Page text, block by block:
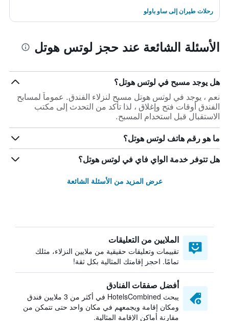
رحلات طيران إلى ساو باولو
الأسئلة الشائعة عند حجز لوتس هوتل
هل يوجد مسبح في لوتس هوتل؟
نعم ، يوجد في لوتس هوتل مسبح لنزلاء الفندق. عموماً لمسابح
الفندق أوقات فتح وإغلاق ، لذا تأكد من التحدث إلى مكتب
الاستقبال قبل استخدام المسبح.
ما هو رقم هاتف لوتس هوتل؟
هل تتوفر خدمة الواي فاي في لوتس هوتل؟
عرض المزيد من الأسئلة الشائعة
الملايين من التعليقات
تقييمات وتعليقات حقيقية من ملايين النزلاء، مثلك
تمامًا. احجز إقامتك المثالية بكل ثقة!
أفضل صفقات الفنادق
يبحث HotelsCombined في أكثر من 3 ملايين فندق
ومكان إقامة ويجمعهم في مكان واحد حتى تتمكن من
مقارنة أماكن الإقامة المثالية.